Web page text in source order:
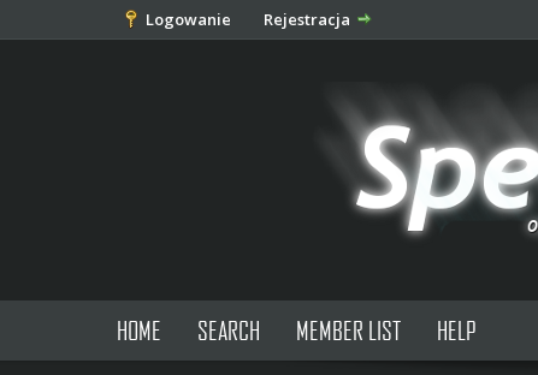
Logowanie Rejestracja
HOME SEARCH MEMBER LIST HELP